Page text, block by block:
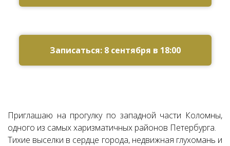
Записаться: 8 сентября в 18:00
Приглашаю на прогулку по западной части Коломны,
одного из самых харизматичных районов Петербурга.
Тихие выселки в сердце города, недвижная глухомань и